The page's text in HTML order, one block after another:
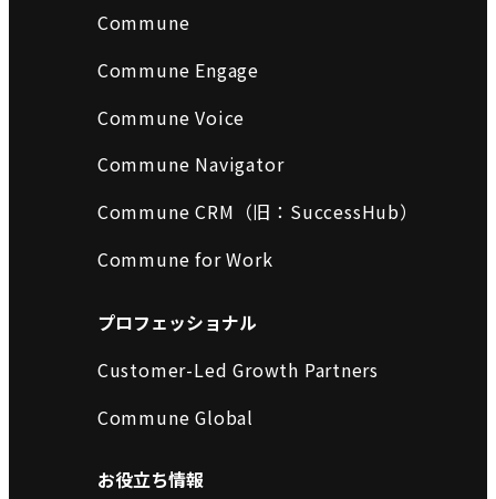
Commune
Commune Engage
Commune Voice
Commune Navigator
Commune CRM（旧：SuccessHub）
Commune for Work
プロフェッショナル
Customer-Led Growth Partners
Commune Global
お役立ち情報